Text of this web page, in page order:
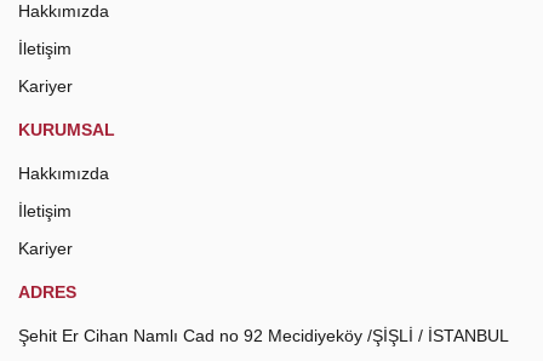
Hakkımızda
İletişim
Kariyer
KURUMSAL
Hakkımızda
İletişim
Kariyer
ADRES
Şehit Er Cihan Namlı Cad no 92 Mecidiyeköy /ŞİŞLİ / İSTANBUL